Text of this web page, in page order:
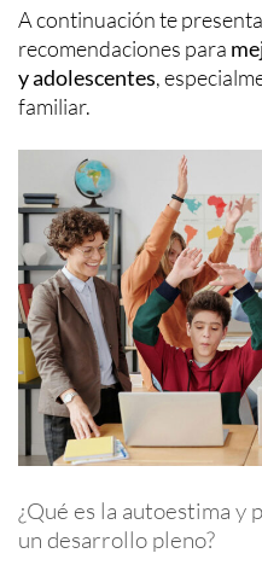
A continuación te
recomendaciones para
y adolescentes,
familiar.
¿Qué es la autoestima y
un desarrollo pleno?